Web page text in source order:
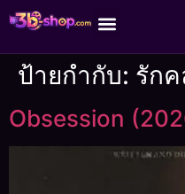
ป้ายกำกับ: รักค
Obsession